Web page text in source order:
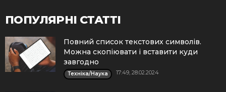
ПОПУЛЯРНІ СТАТТІ
Повний список текстових символів.
Можна скопіювати і вставити куди
завгодно
Техніка/Наука 17:49, 28.02.2024